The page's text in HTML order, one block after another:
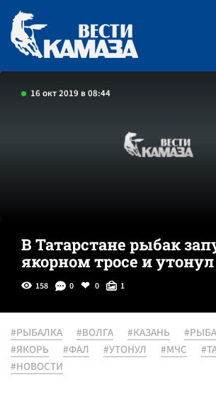
16 окт 2019 в 08:44
В Татарстане рыбак
якорном тросе и утонул
158 0 0 1
#РЫБАЛКА #ВОЛГА #КАЗАНЬ
#ЯКОРЬ
#ФАЛ #УТОНУЛ #МЧС
#НОВОСТИ